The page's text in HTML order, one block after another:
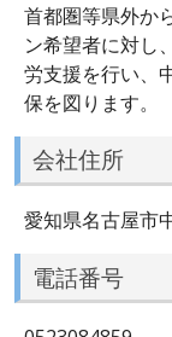
首都圏等県外か
ン希望者に対し
労支援を行い、
保を図ります。
会社住所
愛知県名古屋市
電話番号